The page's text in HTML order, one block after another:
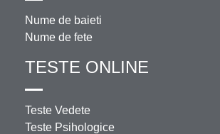
Nume de baieti
Nume de fete
TESTE ONLINE
Teste Vedete
Teste Psihologice